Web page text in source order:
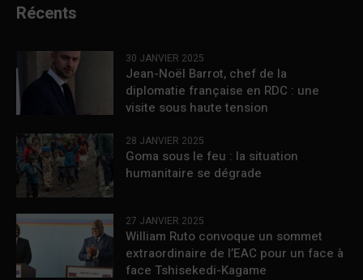
Récents
30 JANVIER 2025
Jean-Noël Barrot, chef de la
diplomatie française en RDC : une
visite sous haute tension
28 JANVIER 2025
Goma sous le feu : la situation
humanitaire se dégrade
27 JANVIER 2025
William Ruto convoque un sommet
extraordinaire de l’EAC pour un face à
face Tshisekedi-Kagame